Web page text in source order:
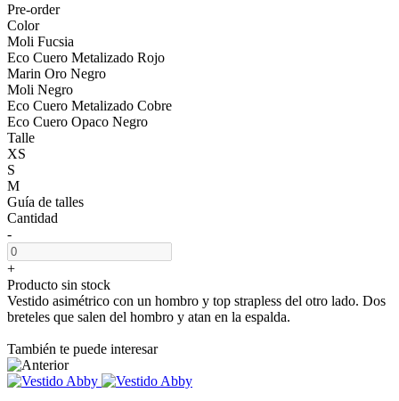
Pre-order
Color
Moli Fucsia
Eco Cuero Metalizado Rojo
Marin Oro Negro
Moli Negro
Eco Cuero Metalizado Cobre
Eco Cuero Opaco Negro
Talle
XS
S
M
Guía de talles
Cantidad
-
+
Producto sin stock
Vestido asimétrico con un hombro y top strapless del otro lado. Dos
breteles que salen del hombro y atan en la espalda.
También te puede interesar